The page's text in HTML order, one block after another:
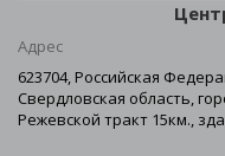
Адрес
623704, Российская
Свердловская область,
Режевской тракт 15км.,